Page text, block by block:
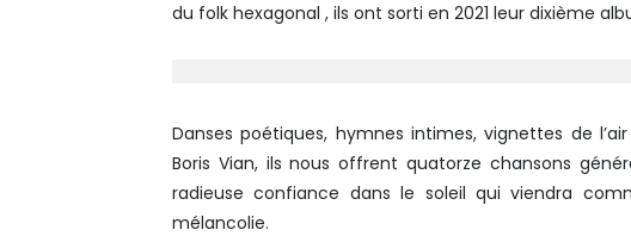
du folk hexagonal , ils ont sorti en 2021 leur dixième
Danses poétiques, hymnes intimes, vignettes de
Boris Vian, ils nous offrent quatorze chansons
radieuse confiance dans le soleil qui viendra
mélancolie.